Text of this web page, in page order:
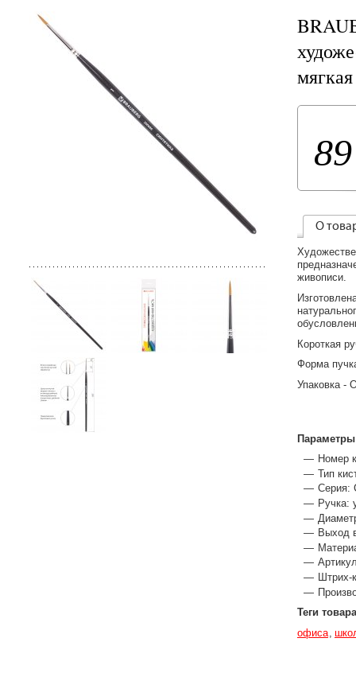
О
живописи.
Короткая
Форма
Упаковка -
Параметры
Номер
Тип
Серия:
Ручка:
Выход
Штрих-
Теги товара
офиса